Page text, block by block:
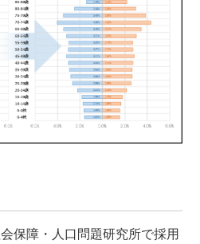
保障・人口問題研究所で採用